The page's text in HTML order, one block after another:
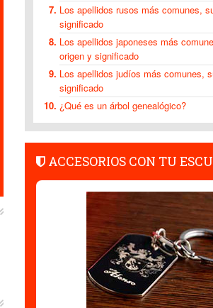
Los apellidos rusos más comunes,
significado
Los apellidos japoneses más
origen y significado
Los apellidos judíos más comunes,
significado
¿Qué es un árbol genealógico?
ACCESORIOS CON TU